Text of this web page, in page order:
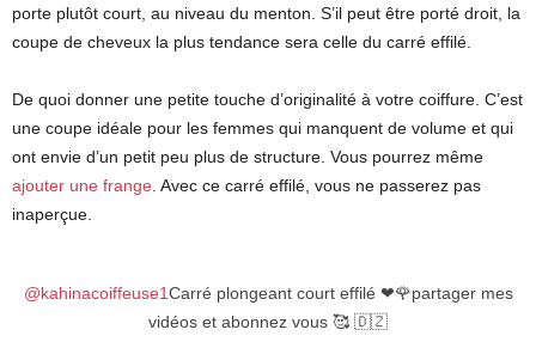
porte plutôt court, au niveau du menton. S’il peut être porté droit, la
coupe de cheveux la plus tendance sera celle du carré effilé.
De quoi donner une petite touche d’originalité à votre coiffure. C’est
une coupe idéale pour les femmes qui manquent de volume et qui
ont envie d’un petit peu plus de structure. Vous pourrez même
ajouter une frange . Avec ce carré effilé, vous ne passerez pas
inaperçue.
@kahinacoiffeuse1Carré plongeant court effilé ❤🌹partager mes
vidéos et abonnez vous 🥰 🇩🇿